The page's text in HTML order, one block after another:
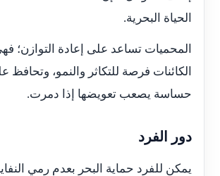
الحياة البحرية.
المحميات تساعد على إعادة التوازن؛
الكائنات فرصة للتكاثر والنمو،
حساسة يصعب تعويضها إذا دمرت.
دور الفرد
يمكن للفرد حماية البحر بعدم رمي